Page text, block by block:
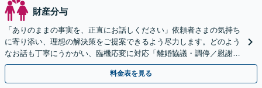
財産分与
「ありのままの事実を、正直にお話しください」依頼者さまの気持ち
に寄り添い、理想の解決策をご提案できるよう尽力します。どのよう
なお話も丁寧にうかがい、臨機応変に対応「離婚協議・調停／慰謝料
請求／財産分与／親権／養育費／面会交流／婚姻費用など
料金表を見る